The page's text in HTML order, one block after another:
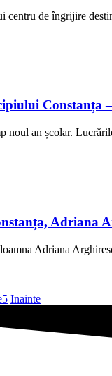
centru de îngrijire
Constanța
noul an școlar.
Adriana
Adriana
5 Inainte